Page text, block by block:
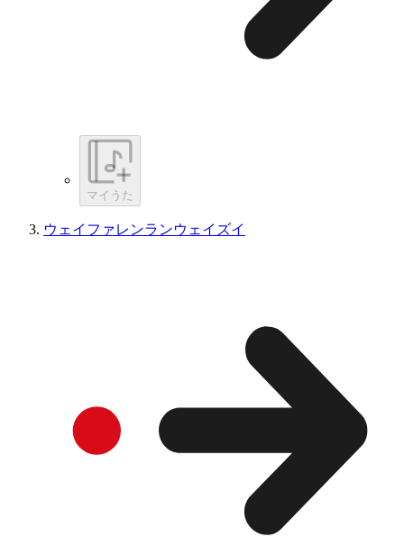
マイうた
ウェイファレンランウェイズイ